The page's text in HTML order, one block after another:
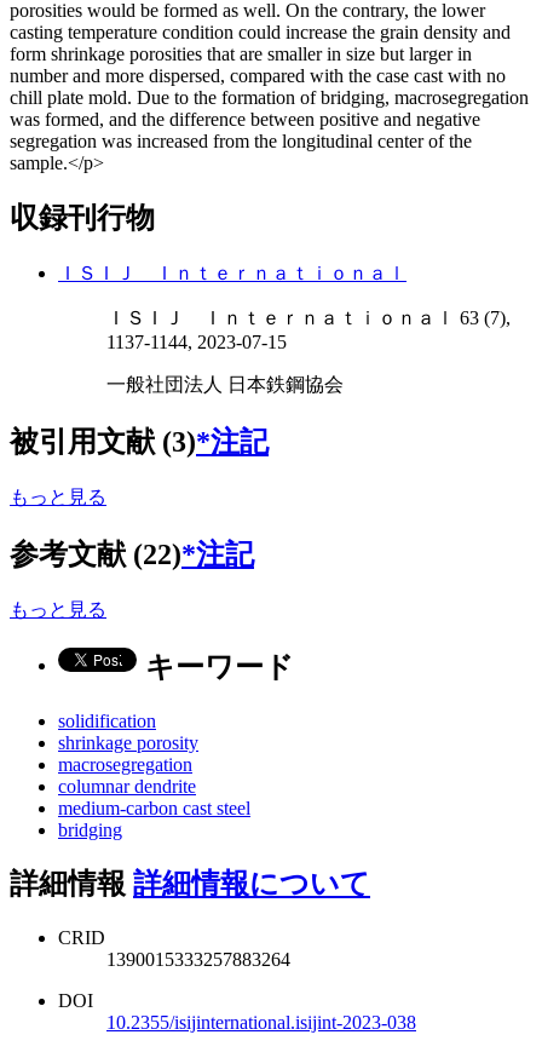
porosities would be formed as well. On the contrary, the lower
casting temperature condition could increase the grain density and
form shrinkage porosities that are smaller in size but larger in
number and more dispersed, compared with the case cast with no
chill plate mold. Due to the formation of bridging, macrosegregation
was formed, and the difference between positive and negative
segregation was increased from the longitudinal center of the
sample.</p>
収録刊行物
ＩＳＩＪ Ｉｎｔｅｒｎａｔｉｏｎａｌ
ＩＳＩＪ Ｉｎｔｅｒｎａｔｉｏｎａｌ 63 (7),
1137-1144, 2023-07-15
一般社団法人 日本鉄鋼協会
被引用文献 (3)*注記
もっと見る
参考文献 (22)*注記
もっと見る
キーワード
solidification
shrinkage porosity
macrosegregation
columnar dendrite
medium-carbon cast steel
bridging
詳細情報 詳細情報について
CRID
1390015333257883264
DOI
10.2355/isijinternational.isijint-2023-038